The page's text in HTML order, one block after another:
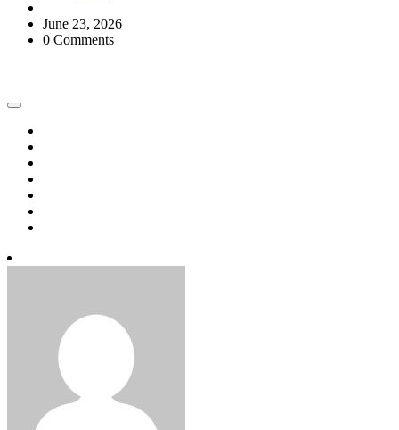
June 23, 2026
0 Comments